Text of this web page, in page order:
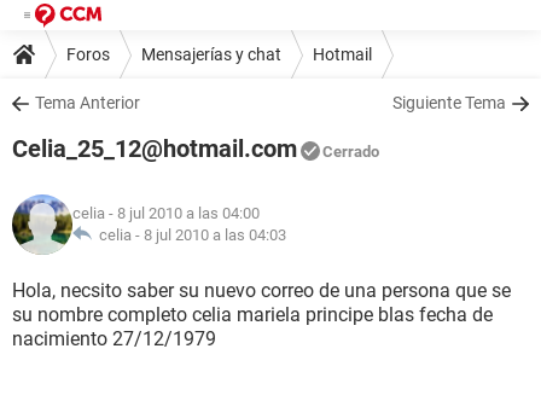
Foros Mensajerías y chat Hotmail
Tema Anterior Siguiente Tema
Celia_25_12@hotmail.com Cerrado
celia - 8 jul 2010 a las 04:00
celia - 8 jul 2010 a las 04:03
Hola, necsito saber su nuevo correo de una persona que se
su nombre completo celia mariela principe blas fecha de
nacimiento 27/12/1979